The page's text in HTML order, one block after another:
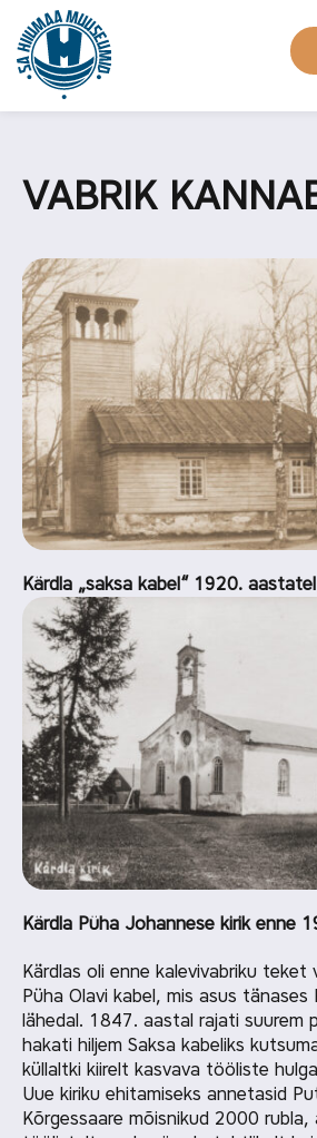
VABRIK
Kärdla „saksa kabel“ 1920. aastatel
Kärdla Püha Johannese kirik enne
Kärdlas oli enne kalevivabriku
Püha Olavi kabel, mis asus tänases
lähedal. 1847. aastal rajati suurem
hakati hiljem Saksa kabeliks
küllaltki kiirelt kasvava tööliste
Uue kiriku ehitamiseks annetasid
Kõrgessaare mõisnikud 2000